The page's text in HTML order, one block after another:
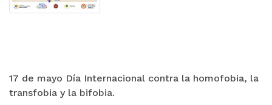
17 de mayo Día Internacional contra la homofobia, la
transfobia y la bifobia.